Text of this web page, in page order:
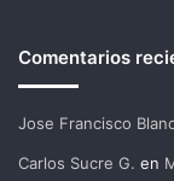
Comentarios
Jose Francisco
Carlos Sucre G. en